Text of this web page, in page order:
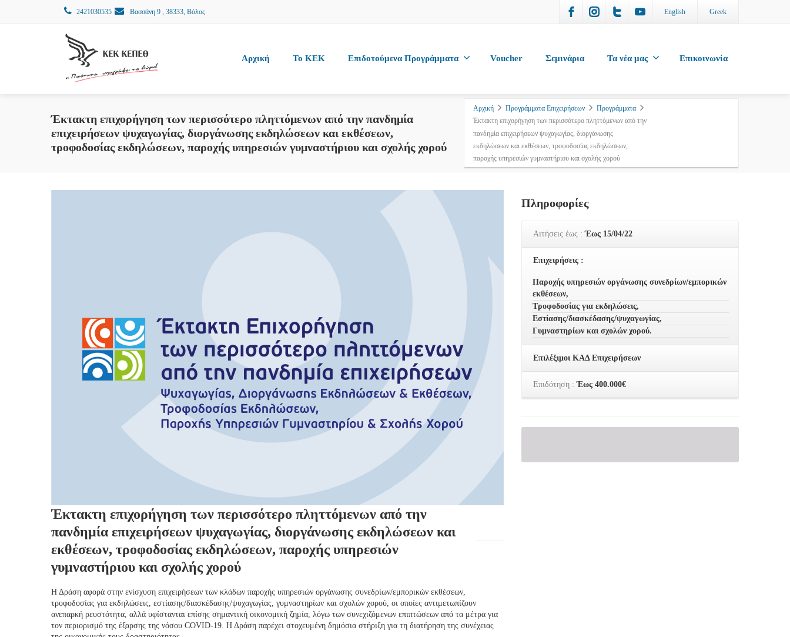
2421030535 Βασσάνη 9 , 38333, Βόλος English Greek
Αρχική To KEK Επιδοτούμενα Προγράμματα Voucher Σεμινάρια Τα νέα μας Επικοινωνία
Έκτακτη επιχορήγηση των περισσότερο πληττόμενων από την πανδημία
επιχειρήσεων ψυχαγωγίας, διοργάνωσης εκδηλώσεων και εκθέσεων,
τροφοδοσίας εκδηλώσεων, παροχής υπηρεσιών γυμναστήριου και σχολής χορού
Αρχική Προγράμματα Επιχειρήσεων
Προγράμματα
Έκτακτη επιχορήγηση των περισσότερο πληττόμενων από την
πανδημία επιχειρήσεων ψυχαγωγίας, διοργάνωσης
εκδηλώσεων και εκθέσεων, τροφοδοσίας εκδηλώσεων,
παροχής υπηρεσιών γυμναστήριου και σχολής χορού
Έκτακτη επιχορήγηση των περισσότερο πληττόμενων από την
πανδημία επιχειρήσεων ψυχαγωγίας, διοργάνωσης εκδηλώσεων και
εκθέσεων, τροφοδοσίας εκδηλώσεων, παροχής υπηρεσιών
γυμναστήριου και σχολής χορού
Η Δράση αφορά στην ενίσχυση επιχειρήσεων των κλάδων παροχής υπηρεσιών οργάνωσης συνεδρίων/εμπορικών εκθέσεων,
τροφοδοσίας για εκδηλώσεις, εστίασης/διασκέδασης/ψυχαγωγίας, γυμναστηρίων και σχολών χορού, οι οποίες αντιμετωπίζουν
ανεπαρκή ρευστότητα, αλλά υφίστανται επίσης σημαντική οικονομική ζημία, λόγω των συνεχιζόμενων επιπτώσεων από τα μέτρα για
τον περιορισμό της έξαρσης της νόσου COVID-19. Η Δράση παρέχει στοχευμένη δημόσια στήριξη για τη διατήρηση της συνέχειας
Πληροφορίες
Αιτήσεις έως :Έως 15/04/22
Επιχειρήσεις :
Παροχής υπηρεσιών οργάνωσης συνεδρίων/εμπορικών
εκθέσεων,
Τροφοδοσίας για εκδηλώσεις,
Εστίασης/διασκέδασης/ψυχαγωγίας,
Γυμναστηρίων και σχολών χορού.
Επιλέξιμοι ΚΑΔ Επιχειρήσεων
Επιδότηση :Έως 400.000€